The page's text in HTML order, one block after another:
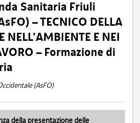
Sanitaria Friuli
– TECNICO DELLA
NELL’AMBIENTE E NEI
– Formazione di
(AsFO)
della presentazione delle